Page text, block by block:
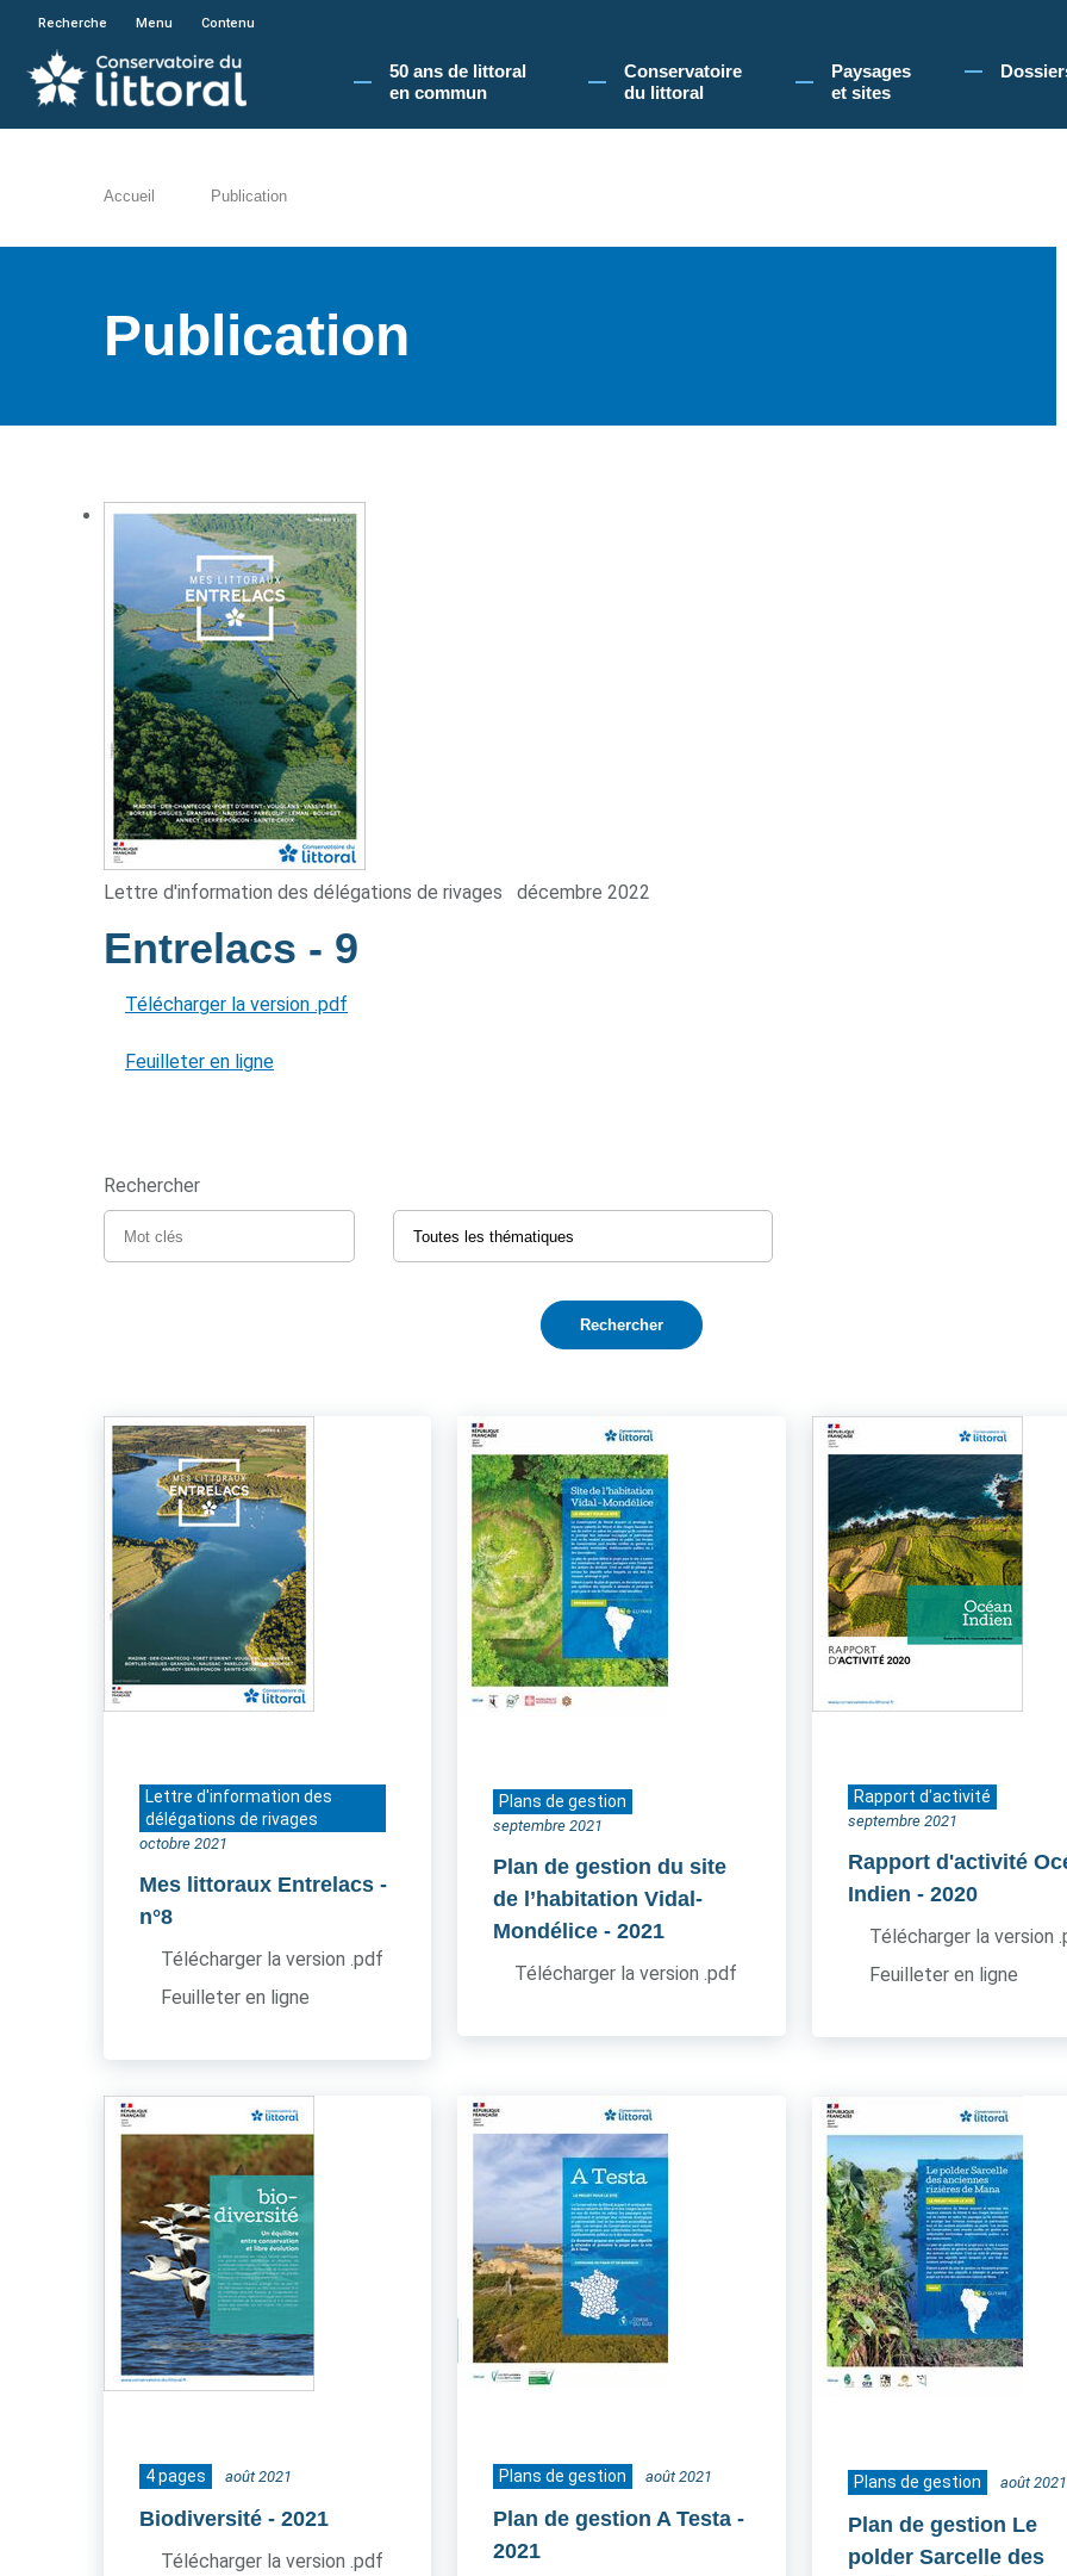
En poursuivant votre navigation sur le site du Conservatoire du littoral, vous acceptez l'utilisation de cookies pour vous
Recherche Menu Contenu
50 ans de littoral
en commun​
Conservatoire
du littoral
Paysages
et sites
Accueil Publication
Publication
Lettre d'information des délégations de rivages décembre 2022
Entrelacs - 9
Télécharger la version .pdf
Feuilleter en ligne
Rechercher
Lettre d'information des
délégations de rivages
octobre 2021
Mes littoraux Entrelacs -
n°8
Télécharger la version .pdf
Feuilleter en ligne
Plans de gestion
septembre 2021
Plan de gestion du site
de l’habitation Vidal-
Mondélice - 2021
Télécharger la version .pdf
Rapport d'activité
septembre 2021
Rapport d'activité
Indien - 2020
Télécharger la version
Feuilleter en ligne
4 pages août 2021
Biodiversité - 2021
Télécharger la version .pdf
Plans de gestion août 2021
Plan de gestion A Testa -
2021
Plans de gestion août 2021
Plan de gestion Le
polder Sarcelle des